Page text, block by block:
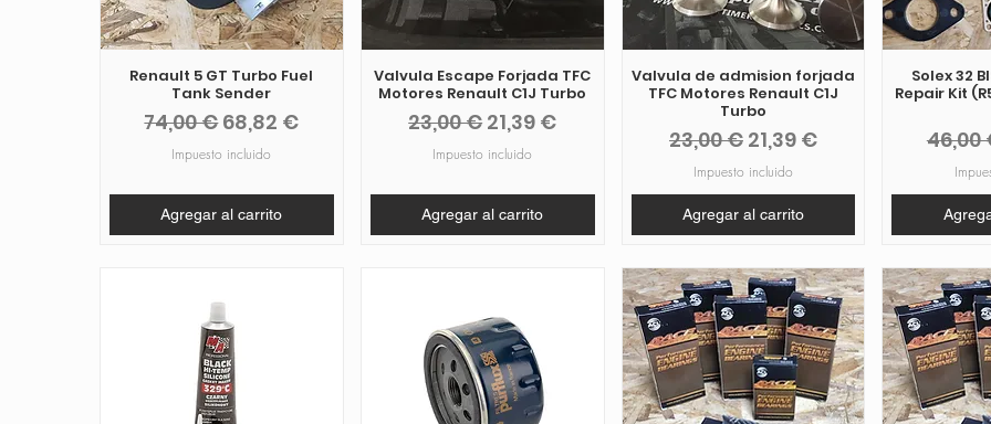
Renault 5 GT Turbo Fuel
Tank Sender
Precio
74,00 €Precio de oferta
68,82 €
Impuesto incluido
Agregar al carrito
Valvula Escape Forjada TFC
Motores Renault C1J Turbo
Precio
23,00 €Precio de oferta
21,39 €
Impuesto incluido
Agregar al carrito
Valvula de admision forjada
TFC Motores Renault C1J
Turbo
Precio
23,00 € Precio de oferta
21,39 €
Impuesto incluido
Agregar al carrito
Solex 32
Repair Kit (R5
Precio
46,00